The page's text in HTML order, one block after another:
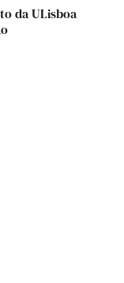
da ULisboa